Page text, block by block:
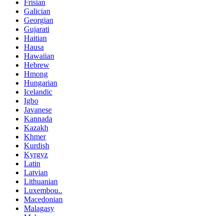
Frisian
Galician
Georgian
Gujarati
Haitian
Hausa
Hawaiian
Hebrew
Hmong
Hungarian
Icelandic
Igbo
Javanese
Kannada
Kazakh
Khmer
Kurdish
Kyrgyz
Latin
Latvian
Lithuanian
Luxembou..
Macedonian
Malagasy